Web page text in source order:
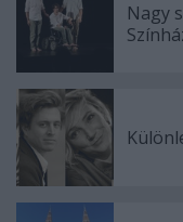
Nagy